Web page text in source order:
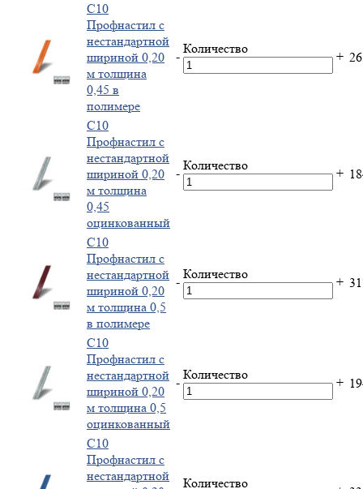
С10
Профнастил с
нестандартной
шириной 0,20
м толщина
0,45 в
полимере
-
Количество
+
С10
Профнастил с
нестандартной
шириной 0,20
м толщина
0,45
оцинкованный
-
Количество
+
С10
Профнастил с
нестандартной
шириной 0,20
м толщина 0,5
в полимере
-
Количество
+
С10
Профнастил с
нестандартной
шириной 0,20
м толщина 0,5
оцинкованный
-
Количество
+
С10
Профнастил с
нестандартной
Количество